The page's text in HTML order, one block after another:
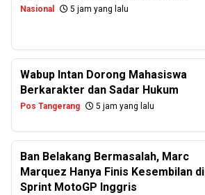
Nasional 5 jam yang lalu
Wabup Intan Dorong Mahasiswa
Berkarakter dan Sadar Hukum
Pos Tangerang 5 jam yang lalu
Ban Belakang Bermasalah, Marc
Marquez Hanya Finis Kesembilan di
Sprint MotoGP Inggris